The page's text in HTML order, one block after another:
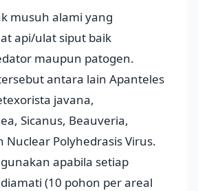
musuh alami yang
api/ulat siput baik
maupun patogen.
antara lain Apanteles
javana,
Sicanus, Beauveria,
Nuclear Polyhedrasis Virus.
apabila setiap
(10 pohon per areal